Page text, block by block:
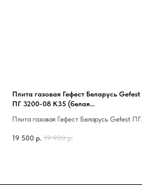
Плита газовая Гефест Беларусь Gefest
ПГ 3200-08 К35 (белая
Плита газовая Гефест Беларусь Gefest ПГ
газ-контроль)
19 500 р. 19 900 р.